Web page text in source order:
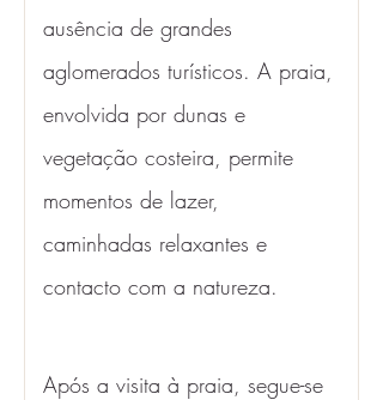
ausência de grandes
aglomerados turísticos. A praia,
envolvida por dunas e
vegetação costeira, permite
momentos de lazer,
caminhadas relaxantes e
contacto com a natureza.
Após a visita à praia, segue-se